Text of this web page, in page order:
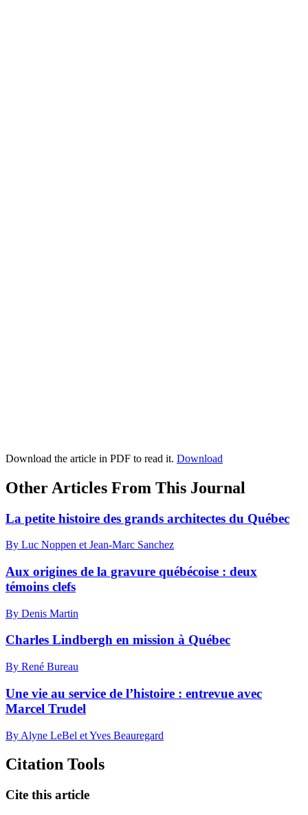
Download the article in PDF to read it. Download
Other Articles From This Journal
La petite histoire des grands architectes du Québec
By Luc Noppen et Jean-Marc Sanchez
Aux origines de la gravure québécoise : deux
témoins clefs
By Denis Martin
Charles Lindbergh en mission à Québec
By René Bureau
Une vie au service de l’histoire : entrevue avec
Marcel Trudel
By Alyne LeBel et Yves Beauregard
Citation Tools
Cite this article